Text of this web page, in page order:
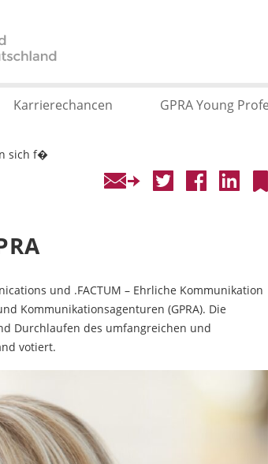
Karrierechancen GPRA Young
sich f�
und .FACTUM – Ehrliche Kommunikation
Kommunikationsagenturen (GPRA). Die
Durchlaufen des umfangreichen und
votiert.